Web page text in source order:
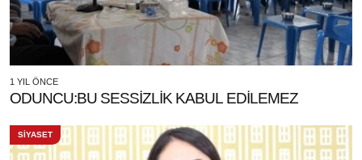
1 YIL ÖNCE
ODUNCU:BU SESSİZLİK KABUL EDİLEMEZ
SİYASET